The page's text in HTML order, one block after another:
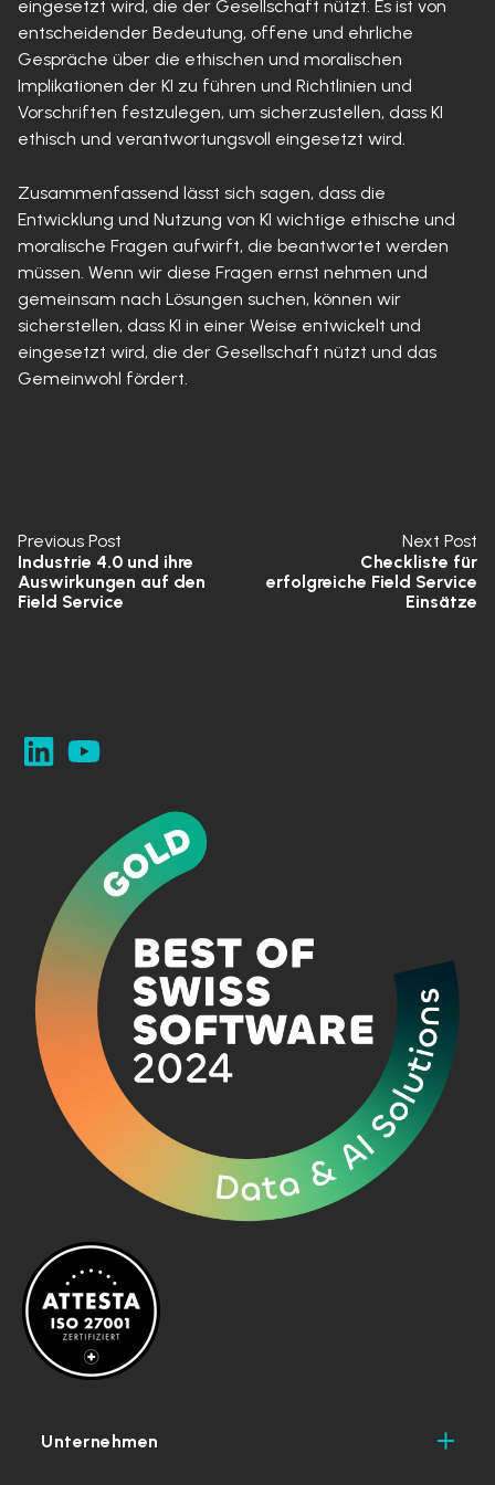
eingesetzt wird, die der Gesellschaft nützt. Es ist von
entscheidender Bedeutung, offene und ehrliche
Gespräche über die ethischen und moralischen
Implikationen der KI zu führen und Richtlinien und
Vorschriften festzulegen, um sicherzustellen, dass KI
ethisch und verantwortungsvoll eingesetzt wird.
Zusammenfassend lässt sich sagen, dass die
Entwicklung und Nutzung von KI wichtige ethische und
moralische Fragen aufwirft, die beantwortet werden
müssen. Wenn wir diese Fragen ernst nehmen und
gemeinsam nach Lösungen suchen, können wir
sicherstellen, dass KI in einer Weise entwickelt und
eingesetzt wird, die der Gesellschaft nützt und das
Gemeinwohl fördert.
Previous Post
Industrie 4.0 und ihre
Auswirkungen auf den
Field Service
Next Post
Checkliste für
erfolgreiche Field Service
Einsätze
Unternehmen